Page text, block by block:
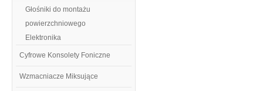
Głośniki do montażu
powierzchniowego
Elektronika
Cyfrowe Konsolety Foniczne
Wzmacniacze Miksujące